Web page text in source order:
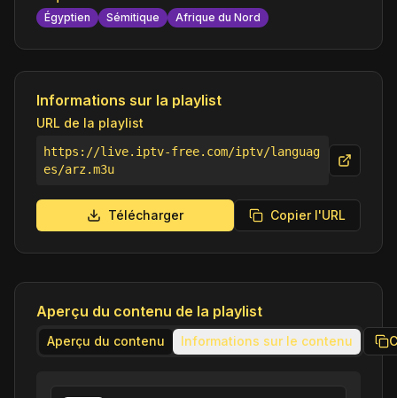
Égyptien Sémitique Afrique du Nord
Informations sur la playlist
URL de la playlist
https://live.iptv-free.com/iptv/languag
es/arz.m3u
Télécharger Copier l'URL
Aperçu du contenu de la playlist
Aperçu du contenu Informations sur le contenu